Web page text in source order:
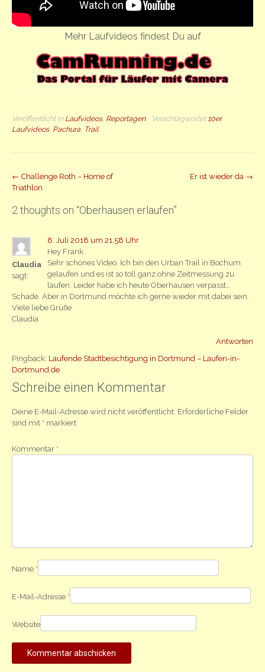
Mehr Laufvideos findest Du auf
Veröffentlicht in Laufvideos, Reportagen Verschlagwortet 10er,
Laufvideos, Pachura, Trail
Beitrag
← Challenge Roth – Home of
Triathlon
Er ist wieder da →
2 thoughts on “Oberhausen erlaufen”
Claudia
sagt:
8. Juli 2018 um 21:58 Uhr
Hey Frank
Sehr schönes Video. Ich bin den Urban Trail in Bochum
gelaufen und es ist so toll ganz ohne Zeitmessung zu
laufen. Leider habe ich heute Oberhausen verpasst…
Schade. Aber in Dortmund möchte ich gerne wieder mit dabei sein.
Viele liebe Grüße
Claudia
Antworten
Pingback: Laufende Stadtbesichtigung in Dortmund – Laufen-in-
Dortmund.de
Schreibe einen Kommentar
Deine E-Mail-Adresse wird nicht veröffentlicht. Erforderliche Felder
sind mit * markiert
Kommentar *
Name *
E-Mail-Adresse *
Website